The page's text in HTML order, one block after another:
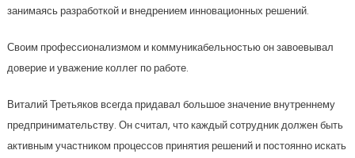
занимаясь разработкой и внедрением инновационных решений.
Своим профессионализмом и коммуникабельностью он завоевывал
доверие и уважение коллег по работе.
Виталий Третьяков всегда придавал большое значение внутреннему
предпринимательству. Он считал, что каждый сотрудник должен быть
активным участником процессов принятия решений и постоянно искать